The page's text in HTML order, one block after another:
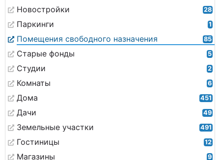
Новостройки 28
Паркинги 1
Помещения свободного назначения 85
Старые фонды 5
Студии 2
Комнаты 6
Дома 451
Дачи 49
Земельные участки 491
Гостиницы 12
Магазины 9